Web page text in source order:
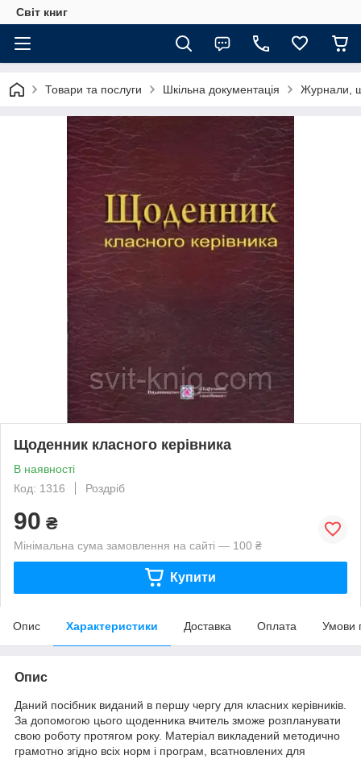
Світ книг
Товари та послуги Шкільна документація Журнали,
Щоденник класного керівника
В наявності
Код: 1316
Роздріб
90 ₴
Мінімальна сума замовлення на сайті — 100 ₴
Купити
Опис Характеристики Доставка Оплата Умови
Опис
Даний посібник виданий в першу чергу для класних керівників.
За допомогою цього щоденника вчитель зможе розпланувати
свою роботу протягом року. Матеріал викладений методично
грамотно згідно всіх норм і програм, всатновлених для